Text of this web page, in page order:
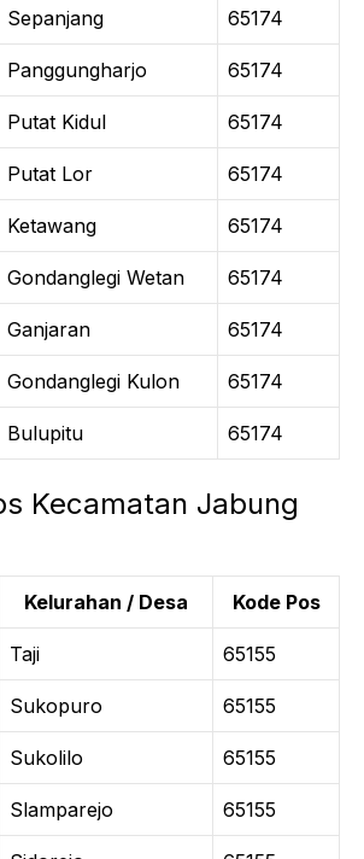
Sepanjang 65174
Panggungharjo 65174
Putat Kidul 65174
Putat Lor 65174
Ketawang 65174
Gondanglegi Wetan 65174
Ganjaran 65174
Gondanglegi Kulon 65174
Bulupitu 65174
Kecamatan Jabung
Kelurahan / Desa Kode Pos
Taji 65155
Sukopuro 65155
Sukolilo 65155
Slamparejo 65155